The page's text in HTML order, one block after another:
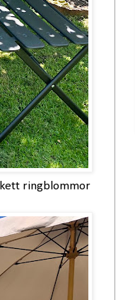
ringblommor